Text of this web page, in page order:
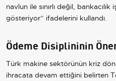
navlun ile sınırlı değil,
gösteriyor” ifadelerini kullandı.
Ödeme Disiplininin
Türk makine sektörünün kriz
ihracata devam ettiğini belirten